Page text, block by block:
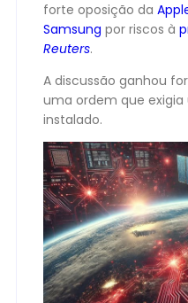
forte oposição da
Samsung por riscos à
Reuters.
A discussão ganhou
uma ordem que
instalado.